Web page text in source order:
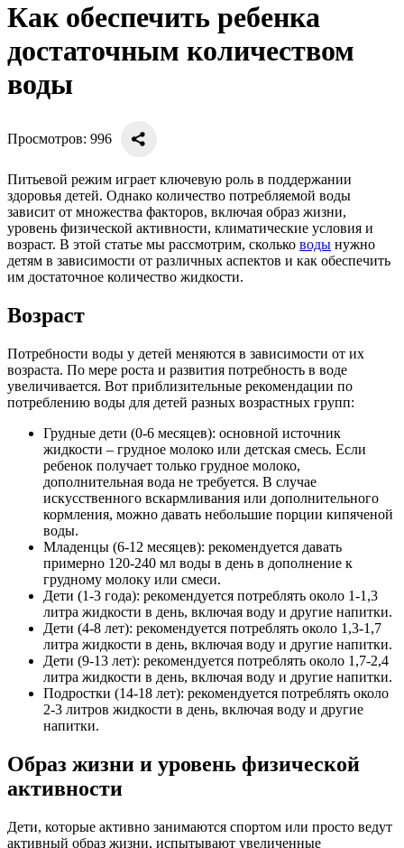
Как обеспечить ребенка
достаточным количеством
воды
Просмотров: 996
Питьевой режим играет ключевую роль в поддержании
здоровья детей. Однако количество потребляемой воды
зависит от множества факторов, включая образ жизни,
уровень физической активности, климатические условия и
возраст. В этой статье мы рассмотрим, сколько воды нужно
детям в зависимости от различных аспектов и как обеспечить
им достаточное количество жидкости.
Возраст
Потребности воды у детей меняются в зависимости от их
возраста. По мере роста и развития потребность в воде
увеличивается. Вот приблизительные рекомендации по
потреблению воды для детей разных возрастных групп:
Грудные дети (0-6 месяцев): основной источник
жидкости – грудное молоко или детская смесь. Если
ребенок получает только грудное молоко,
дополнительная вода не требуется. В случае
искусственного вскармливания или дополнительного
кормления, можно давать небольшие порции кипяченой
воды.
Младенцы (6-12 месяцев): рекомендуется давать
примерно 120-240 мл воды в день в дополнение к
грудному молоку или смеси.
Дети (1-3 года): рекомендуется потреблять около 1-1,3
литра жидкости в день, включая воду и другие напитки.
Дети (4-8 лет): рекомендуется потреблять около 1,3-1,7
литра жидкости в день, включая воду и другие напитки.
Дети (9-13 лет): рекомендуется потреблять около 1,7-2,4
литра жидкости в день, включая воду и другие напитки.
Подростки (14-18 лет): рекомендуется потреблять около
2-3 литров жидкости в день, включая воду и другие
напитки.
Образ жизни и уровень физической
активности
Дети, которые активно занимаются спортом или просто ведут
активный образ жизни, испытывают увеличенные